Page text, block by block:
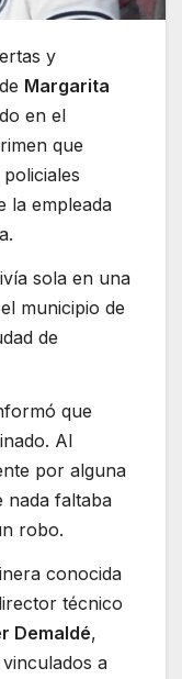
y
Margarita
en el
que
la empleada
sola en una
municipio de
de
que
Al
por alguna
nada faltaba
robo.
conocida
técnico
Demaldé,
a